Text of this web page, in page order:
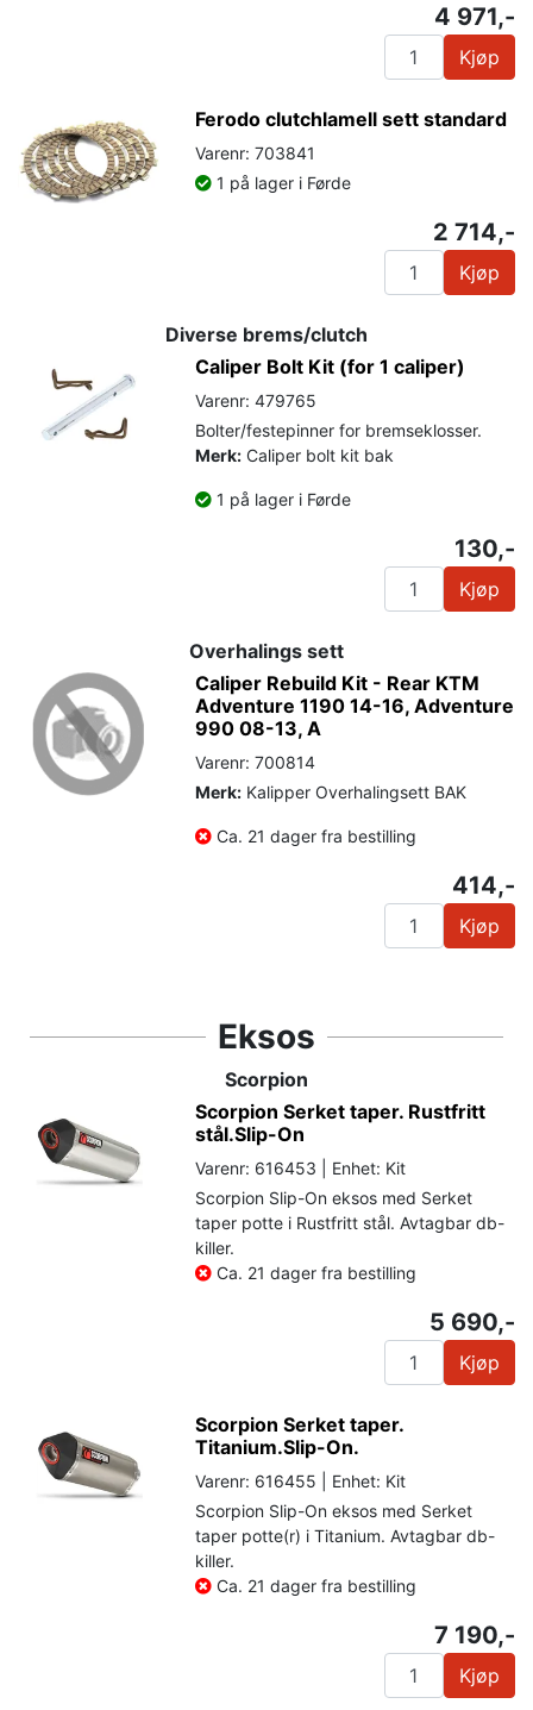
4 971,-
Kjøp
Ferodo clutchlamell sett standard
Varenr: 703841
1 på lager i Førde
2 714,-
Kjøp
Diverse brems/clutch
Caliper Bolt Kit (for 1 caliper)
Varenr: 479765
Bolter/festepinner for bremseklosser.
Merk: Caliper bolt kit bak
1 på lager i Førde
130,-
Kjøp
Overhalings sett
Caliper Rebuild Kit - Rear KTM
Adventure 1190 14-16, Adventure
990 08-13, A
Varenr: 700814
Merk: Kalipper Overhalingsett BAK
Ca. 21 dager fra bestilling
414,-
Kjøp
Eksos
Scorpion
Scorpion Serket taper. Rustfritt
stål.Slip-On
Varenr: 616453 | Enhet: Kit
Scorpion Slip-On eksos med Serket
taper potte i Rustfritt stål. Avtagbar db-
killer.
Ca. 21 dager fra bestilling
5 690,-
Kjøp
Scorpion Serket taper.
Titanium.Slip-On.
Varenr: 616455 | Enhet: Kit
Scorpion Slip-On eksos med Serket
taper potte(r) i Titanium. Avtagbar db-
killer.
Ca. 21 dager fra bestilling
7 190,-
Kjøp